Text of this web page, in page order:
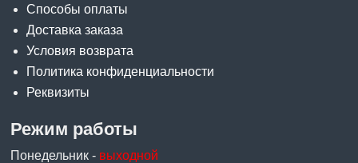
Способы оплаты
Доставка заказа
Условия возврата
Политика конфиденциальности
Реквизиты
Режим работы
Понедельник - выходной